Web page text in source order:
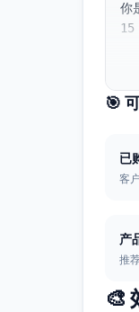
你
🎯
已
客
产
推
🎨